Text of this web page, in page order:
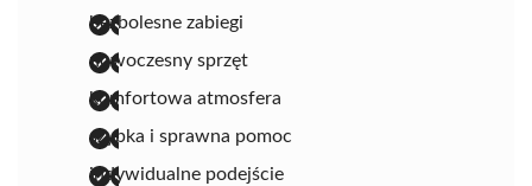
bezbolesne zabiegi
nowoczesny sprzęt
komfortowa atmosfera
szybka i sprawna pomoc
indywidualne podejście